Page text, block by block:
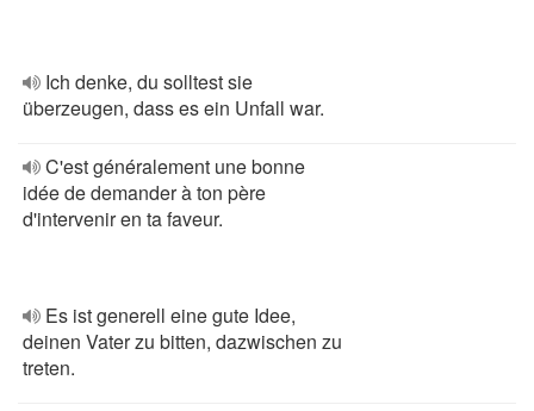
Ich denke, du solltest sie
überzeugen, dass es ein Unfall war.
C'est généralement une bonne
idée de demander à ton père
d'intervenir en ta faveur.
Es ist generell eine gute Idee,
deinen Vater zu bitten, dazwischen zu
treten.